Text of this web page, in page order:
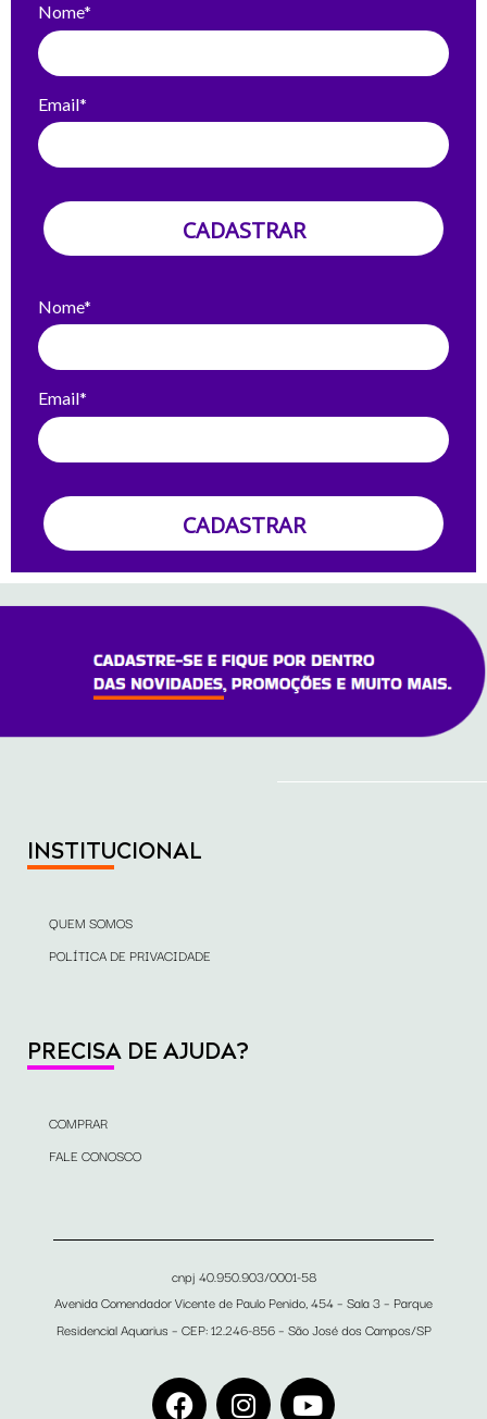
Nome*
Email*
CADASTRAR
Nome*
Email*
CADASTRAR
INSTITUCIONAL
QUEM SOMOS
POLÍTICA DE PRIVACIDADE
PRECISA DE AJUDA?
COMPRAR
FALE CONOSCO
cnpj 40.950.903/0001-58
Avenida Comendador Vicente de Paulo Penido, 454 – Sala 3 – Parque
Residencial Aquarius – CEP: 12.246-856 – São José dos Campos/SP
F I Y